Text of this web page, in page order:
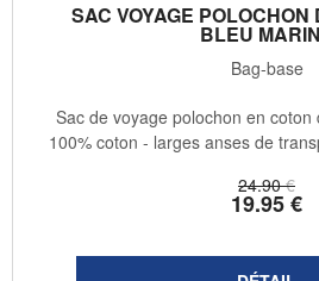
SAC VOYAGE POLOCHON
BLEU
Bag-base
24.90 €
19.95€
Sac de voyage polochon en
100% coton - larges anses de